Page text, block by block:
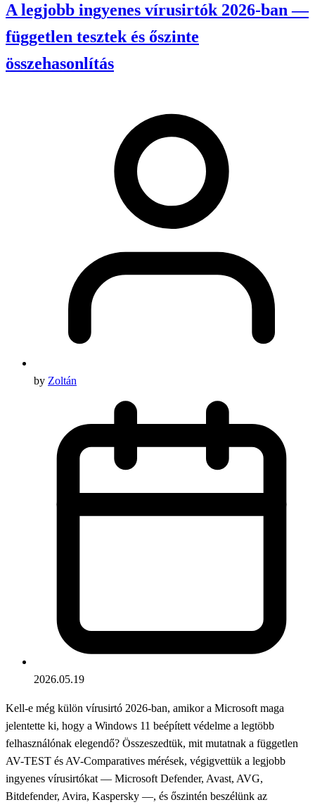
A legjobb ingyenes vírusirtók 2026-ban —
független tesztek és őszinte
összehasonlítás
by Zoltán
2026.05.19
Kell-e még külön vírusirtó 2026-ban, amikor a Microsoft maga
jelentette ki, hogy a Windows 11 beépített védelme a legtöbb
felhasználónak elegendő? Összeszedtük, mit mutatnak a független
AV-TEST és AV-Comparatives mérések, végigvettük a legjobb
ingyenes vírusirtókat — Microsoft Defender, Avast, AVG,
Bitdefender, Avira, Kaspersky —, és őszintén beszélünk az